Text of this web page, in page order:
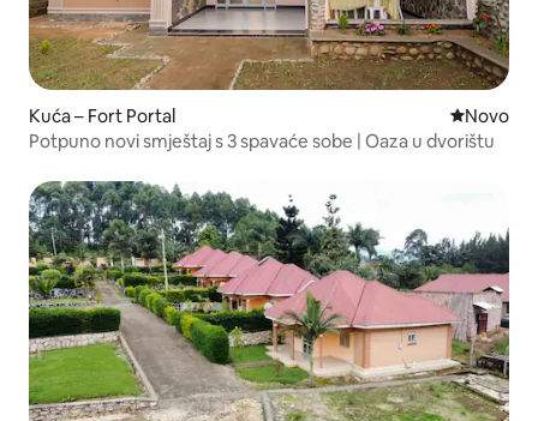
Kuća – Fort Portal Novi
Novo
Potpuno novi smještaj s 3 spavaće sobe | Oaza u dvorištu